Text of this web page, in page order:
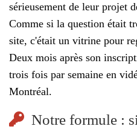
sérieusement de leur projet
Comme si la question était
site, c'était un vitrine pour
Deux mois après son
trois fois par semaine en
Montréal.
Notre formule :